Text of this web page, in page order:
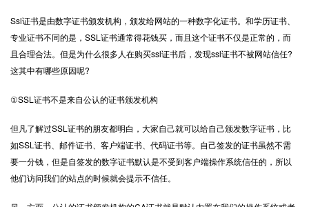
Ssl证书是由数字证书颁发机构，颁发给网站的一种数字化证书。和学历证书、
专业证书不同的是，SSL证书通常得花钱买，而且这个证书不仅是正常的，而
且合理合法。但是为什么很多人在购买ssl证书后，发现ssl证书不被网站信任?
这其中有哪些原因呢?
①SSL证书不是来自公认的证书颁发机构
但凡了解过SSL证书的朋友都明白，大家自己就可以给自己颁发数字证书，比
如SSL证书、邮件证书、客户端证书、代码证书等。自己签发的证书虽然不需
要一分钱，但是自签发的数字证书默认是不受到客户端操作系统信任的，所以
他们访问我们的站点的时候就会提示不信任。